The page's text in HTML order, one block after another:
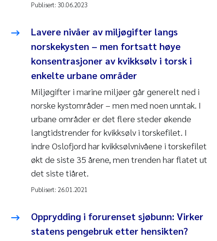
Publisert: 30.06.2023
Lavere nivåer av miljøgifter langs
norskekysten – men fortsatt høye
konsentrasjoner av kvikksølv i torsk i
enkelte urbane områder
Miljøgifter i marine miljøer går generelt ned i
norske kystområder – men med noen unntak. I
urbane områder er det flere steder økende
langtidstrender for kvikksølv i torskefilet. I
indre Oslofjord har kvikksølvnivåene i torskefilet
økt de siste 35 årene, men trenden har flatet ut
det siste tiåret.
Publisert: 26.01.2021
Opprydding i forurenset sjøbunn: Virker
statens pengebruk etter hensikten?